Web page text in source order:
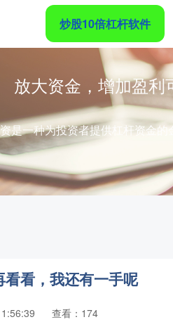
炒股10倍杠杆软件
放大资金，增加盈利
是一种为投资者提供杠杆资金的
看，我还有一手呢
查看：174